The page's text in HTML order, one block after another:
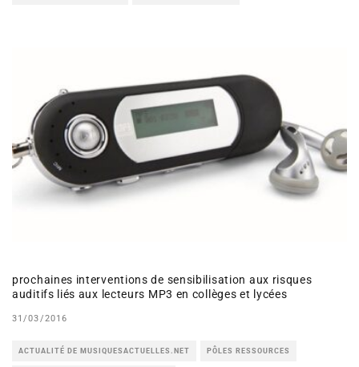
prochaines interventions de sensibilisation aux risques
auditifs liés aux lecteurs MP3 en collèges et lycées
31/03/2016
ACTUALITÉ DE MUSIQUESACTUELLES.NET PÔLES RESSOURCES